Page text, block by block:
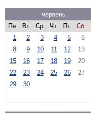
червень
Пн
Вт Ср Чт Пт Сб
1
2 3 4 5 6
8
9 10 11 12 13
15
16 17 18 19 20
22
23 24 25 26 27
29
30